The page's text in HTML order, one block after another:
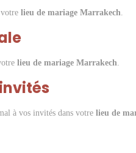
lieu de mariage Marrakech.
lieu de mariage Marrakech.
à vos invités dans votre lieu de